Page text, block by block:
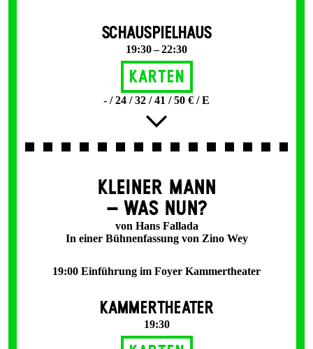
SCHAUSPIELHAUS
19:30 – 22:30
Karten
- / 24 / 32 / 41 / 50 € / E
KLEINER MANN
– WAS NUN?
von Hans Fallada
In einer Bühnenfassung von Zino Wey
19:00 Einführung im Foyer Kammertheater
KAMMERTHEATER
19:30